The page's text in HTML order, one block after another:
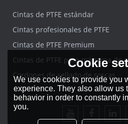
Cintas de PTFE estándar
Cintas profesionales de PTFE
Cintas de PTFE Premium
Cintas de PTFE para máquina de
Cordones de sellado de roscas
Cookie
We use cookies to provide you
experience. They also allow us
behavior in order to constantly
you.